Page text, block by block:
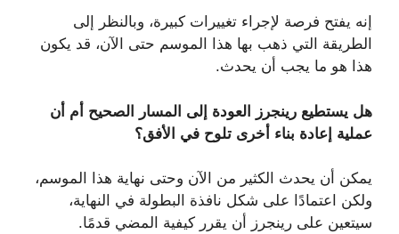
إنه يفتح فرصة لإجراء تغييرات كبيرة، وبالنظر إلى
الطريقة التي ذهب بها هذا الموسم حتى الآن، قد يكون
هذا هو ما يجب أن يحدث.
هل يستطيع رينجرز العودة إلى المسار الصحيح أم أن
عملية إعادة بناء أخرى تلوح في الأفق؟
يمكن أن يحدث الكثير من الآن وحتى نهاية هذا الموسم،
ولكن اعتمادًا على شكل نافذة البطولة في النهاية،
سيتعين على رينجرز أن يقرر كيفية المضي قدمًا.